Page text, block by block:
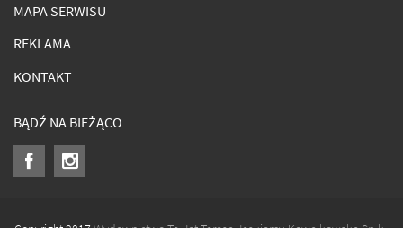
MAPA SERWISU
REKLAMA
KONTAKT
BĄDŹ NA BIEŻĄCO